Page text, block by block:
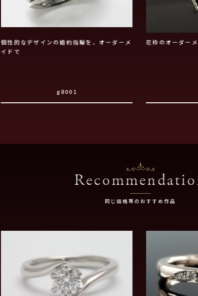
個性的なデザインの婚約指輪を、オーダーメ
イドで
g8001
花枠のオーダー
同じ価格帯のおすすめ作品